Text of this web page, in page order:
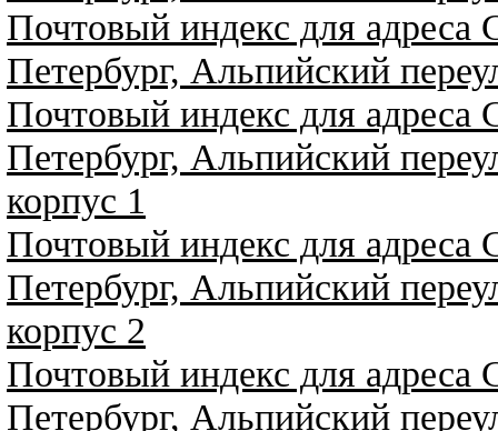
Почтовый индекс для адреса
Петербург, Альпийский
Почтовый индекс для адреса
Петербург, Альпийский
корпус 1
Почтовый индекс для адреса
Петербург, Альпийский
корпус 2
Почтовый индекс для адреса
Петербург, Альпийский